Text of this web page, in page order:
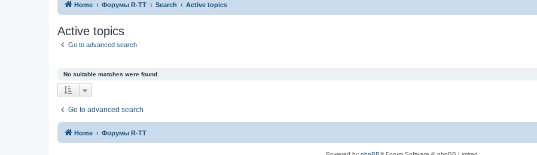
Home Форумы R-TT Search Active topics
Active topics
Go to advanced search
No suitable matches were found.
Go to advanced search
Home Форумы R-TT